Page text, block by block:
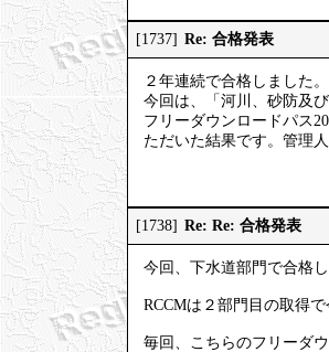
[1737] Re: 合格発表
２年連続で合格しました。
今回は、「河川、砂防及
フリーダウンロードパス
ただいた結果です。管理
[1738] Re: Re: 合格発表
今回、下水道部門で合格し
RCCMは２部門目の取得
毎回、こちらのフリーダ